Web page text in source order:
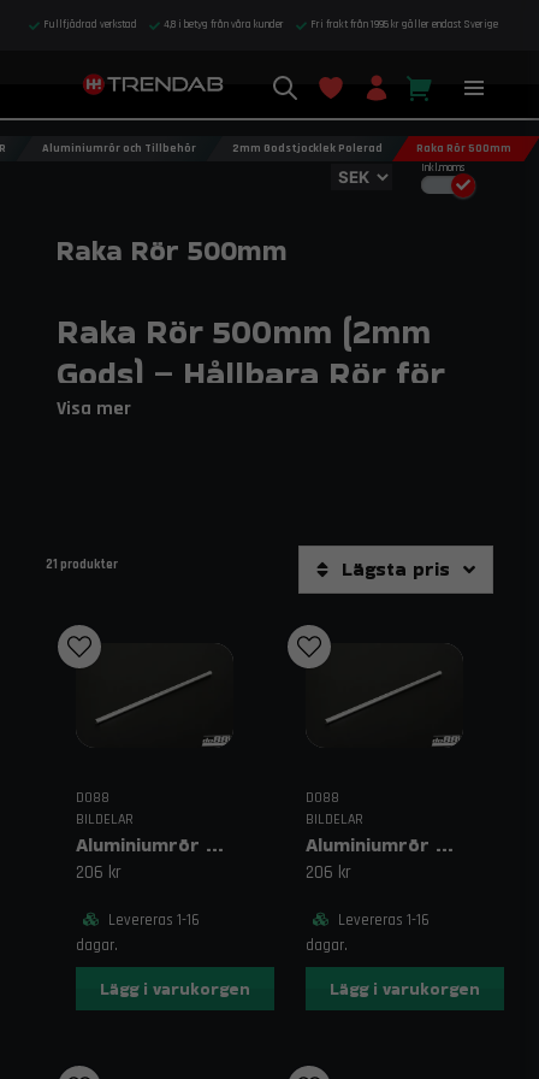
Fullfjädrad verkstad 4,8 i betyg från våra kunder Fri frakt från 1995 kr gäller endast Sverige
Inkl.moms
Aluminiumrör och Tillbehör 2mm Godstjocklek Polerad Raka Rör 500mm
Raka Rör 500mm
Raka Rör 500mm (2mm
Gods) – Hållbara Rör för
Motorsystem
Här hittar du ett sortiment av raka rör med 500mm längd och en
tuffa krav som ställs inom modern tuning och racing. Denna
generösa längd är perfekt för att bygga längre
sammanhängande rördragningar i motorrummet eller under
bilen, vilket ger ett renare system med färre skarvar. Den extra
godstjockleken på 2mm säkerställer att röret tål höga tryck,
temperaturer och mekaniska vibrationer utan att deformeras
Trendab erbjuder dessa högkvalitativa rördelar som en del av
konstruerar ett bränsle-, kyl- eller avgassystem, ger do88:s
500mm-rör dig den precision och hållbarhet som krävs för att
aluminiumyta gör dem dessutom enkla att kapa, grada av och
anpassa för att uppnå en perfekt, tät installation i ditt specifika
projekt.
Varför välja do88 Raka Rör
Visa mer
21 produkter Lägsta pris
DO88
BILDELAR
Aluminiumrör 500 mm 0,3125" (8 mm)
206 kr
Levereras 1-16
dagar.
Lägg i varukorgen
DO88
BILDELAR
Aluminiumrör 500 mm 0,375" (9,4 mm)
206 kr
Levereras 1-16
dagar.
Lägg i varukorgen